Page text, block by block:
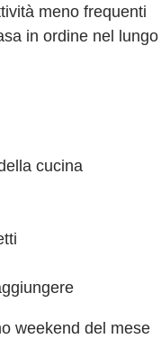
meno frequenti
in ordine nel lungo
cucina
weekend del mese